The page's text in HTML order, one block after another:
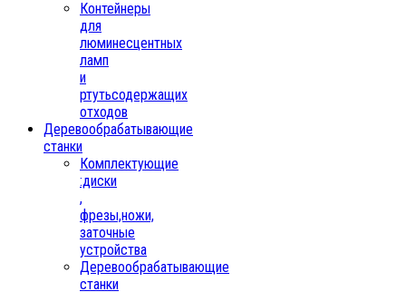
Контейнеры
для
люминесцентных
ламп
и
ртутьсодержащих
отходов
Деревообрабатывающие
станки
Комплектующие
:диски
,
фрезы,ножи,
заточные
устройства
Деревообрабатывающие
станки